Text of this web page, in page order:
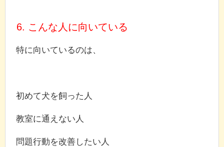
6. こんな人に向いている
特に向いているのは、
初めて犬を飼った人
教室に通えない人
問題行動を改善したい人